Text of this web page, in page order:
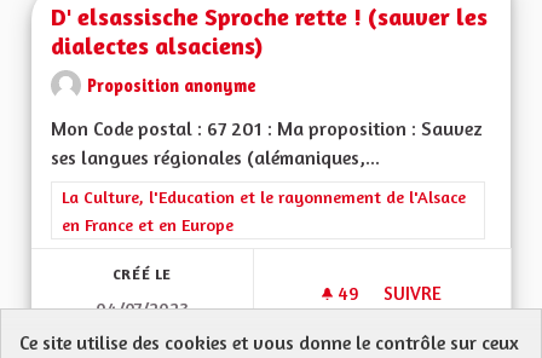
D' elsassische Sproche rette ! (sauver les
dialectes alsaciens)
Proposition anonyme
Mon Code postal : 67 201 : Ma proposition : Sauvez
ses langues régionales (alémaniques,...
Filtrer les résultats de la catégorie : La Culture, l'Education et
La Culture, l'Education et le rayonnement de l'Alsace
en France et en Europe
CRÉÉ LE
04/07/2023
49 49 ABONNÉS
SUIVRE
D' ELSASSISCHE
Ce site utilise des cookies et vous donne le contrôle sur ceux